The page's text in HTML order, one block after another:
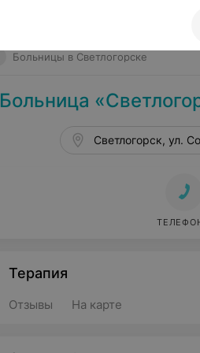
Больницы в Светлогорске
Больница
Светлогорск, ул.
Терапия
Отзывы На карте